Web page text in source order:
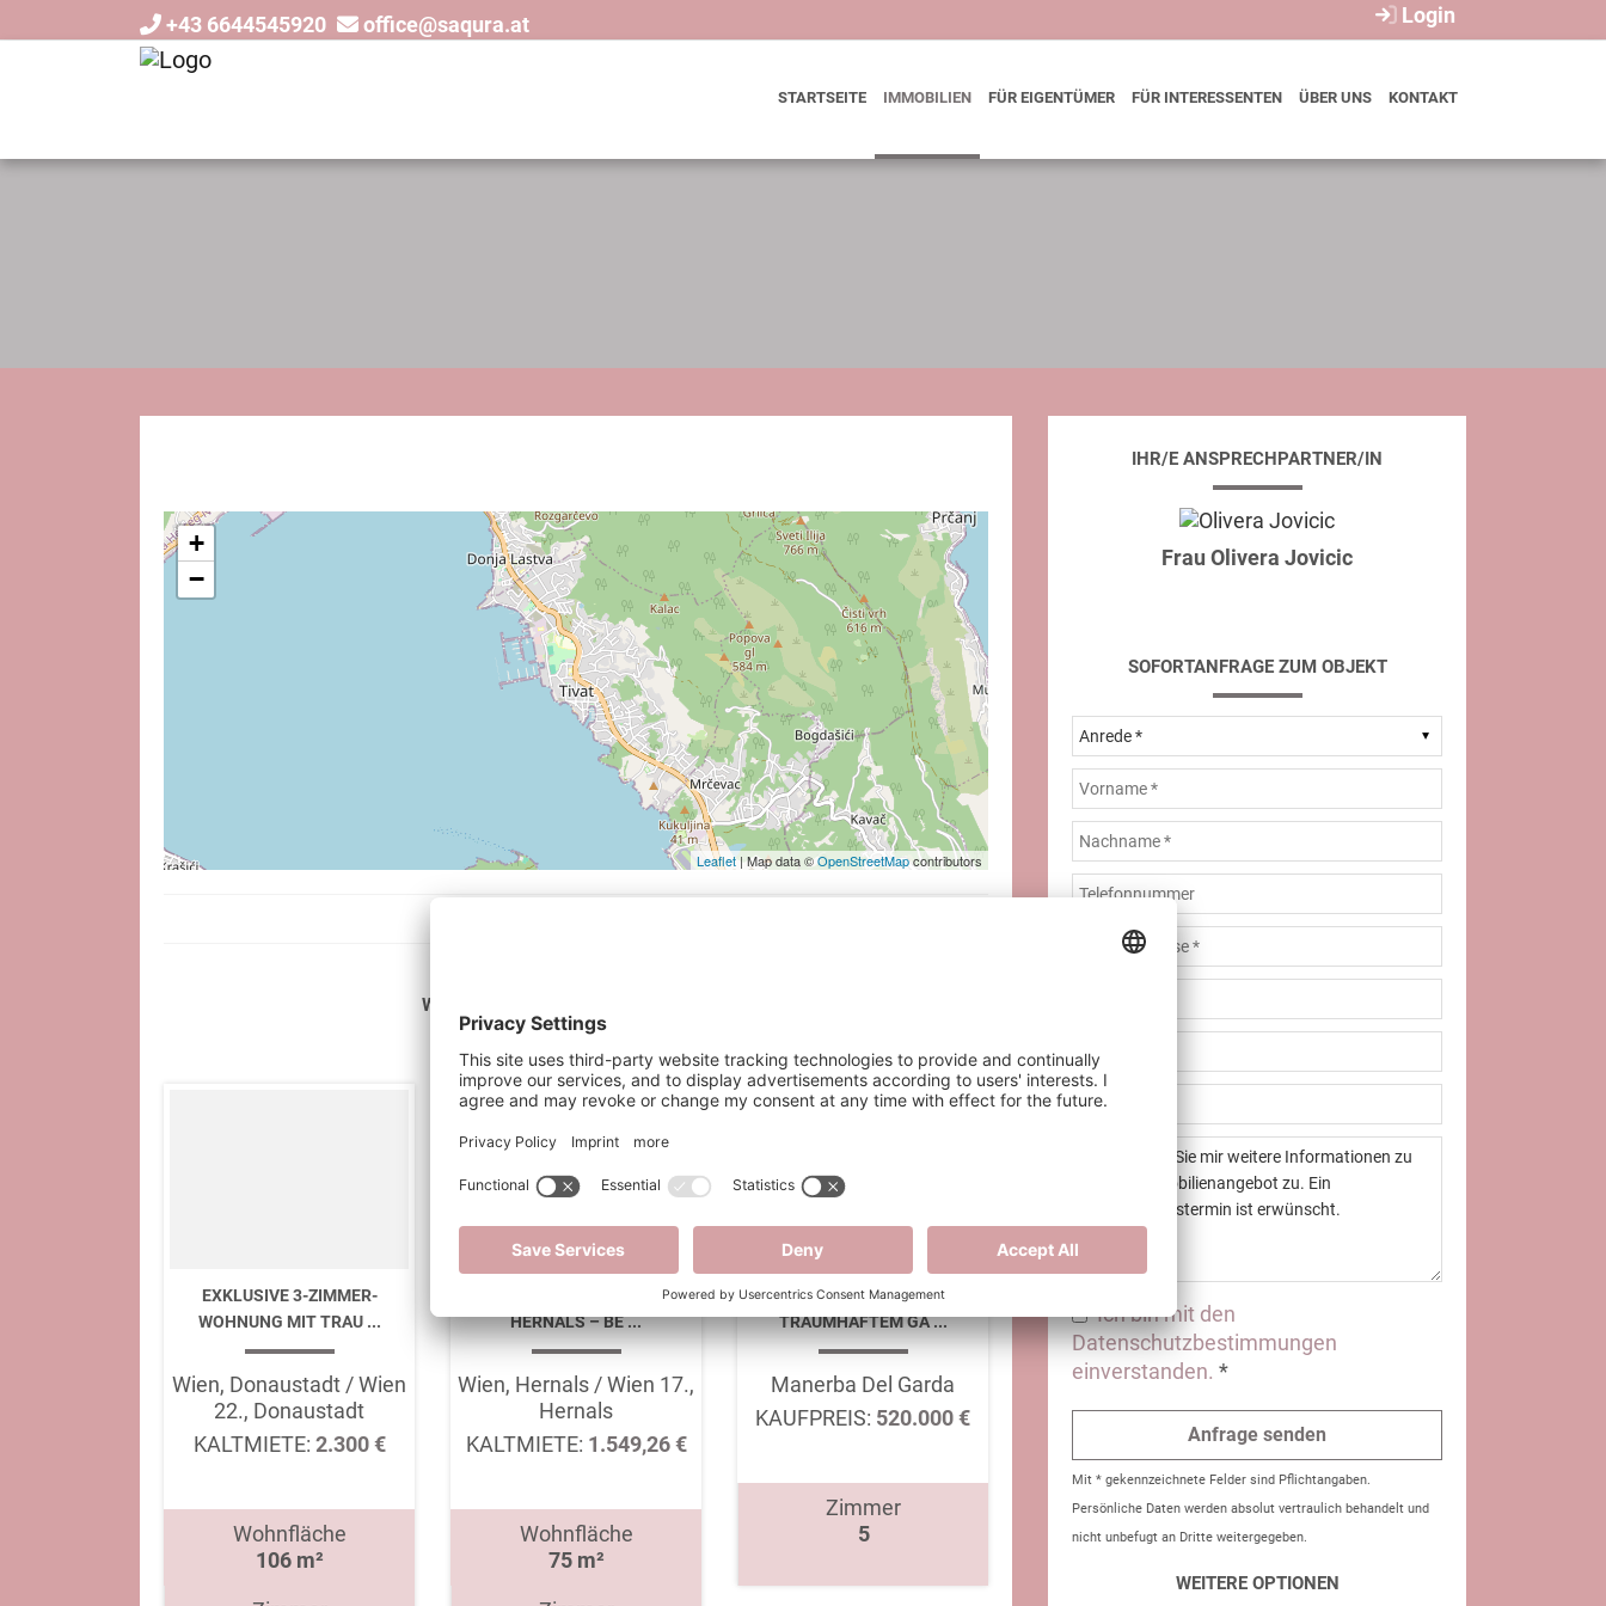
+43 6644545920 office@saqura.at Login
STARTSEITE IMMOBILIEN FÜR EIGENTÜMER FÜR INTERESSENTEN ÜBER UNS KONTAKT
+
−
Leaflet | Map data ©OpenStreetMapcontributors
WEITERE INTERESSANTE IMMOBILIEN
EXKLUSIVE 3-ZIMMER-
WOHNUNG MIT TRAU ...
Wien, Donaustadt / Wien
22., Donaustadt
KALTMIETE: 2.300 €
Wohnfläche
106 m²
PREMIUM-NEUBAU IN WIEN-
HERNALS – BE ...
Wien, Hernals / Wien 17.,
Hernals
KALTMIETE: 1.549,26 €
Wohnfläche
75 m²
ZWEIFAMILIENHAUS MIT
TRAUMHAFTEM GA ...
Manerba Del Garda
KAUFPREIS: 520.000 €
Zimmer
5
IHR/E ANSPRECHPARTNER/IN
Frau Olivera Jovicic
SOFORTANFRAGE ZUM OBJEKT
Ich bin mit den
Datenschutzbestimmungen
einverstanden. *
Mit * gekennzeichnete Felder sind Pflichtangaben.
Persönliche Daten werden absolut vertraulich behandelt und
nicht unbefugt an Dritte weitergegeben.
WEITERE OPTIONEN